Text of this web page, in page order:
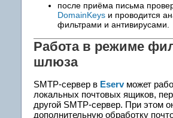
после приёма письма
DomainKeys и проводится
фильтрами и антивирусами.
Работа в режиме
шлюза
SMTP-сервер в Eservможет
локальных почтовых ящиков,
другой SMTP-сервер. При этом
дополнительную обработку